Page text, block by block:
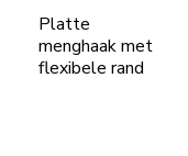
Platte
menghaak met
flexibele rand